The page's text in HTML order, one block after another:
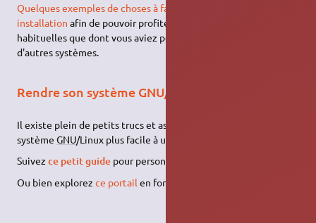
Quelques exemples de choses à faire après une nouvelle
installation afin de pouvoir profiter des fonctionnalités
habituelles que dont vous aviez peut-être l'habitude sur
d'autres systèmes.
Rendre son système GNU/Linux plus convivial
Il existe plein de petits trucs et astuces pour rendre son
systèmeGNU/Linux plus facile à utiliser.
Suivezce petit guide pour personnaliser un peu le système !
Ou bien explorezce portail en fonction de la variante utilisée.